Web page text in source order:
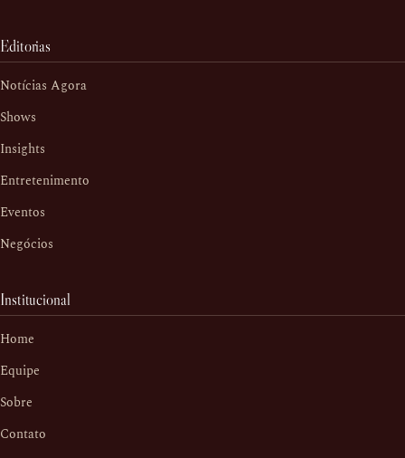
Editorias
Notícias Agora
Shows
Insights
Entretenimento
Eventos
Negócios
Institucional
Home
Equipe
Sobre
Contato